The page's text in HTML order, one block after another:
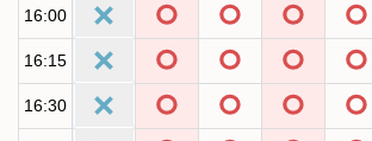
16:00
16:15
16:30